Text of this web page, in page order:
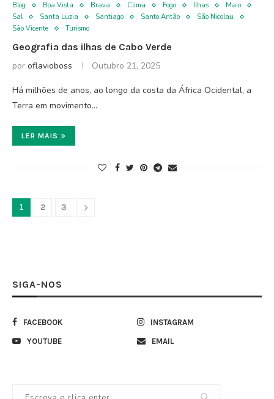
Blog Boa Vista Brava Clima Fogo Ilhas
Maio
Sal
Santa Luzia Santiago Santo Antão
São Nicolau
São Vicente
Turismo
Geografia das ilhas de Cabo Verde
por oflavioboss Outubro 21, 2025
Há milhões de anos, ao longo da costa da África Ocidental, a
Terra em movimento…
LER MAIS
1 2 3
SIGA-NOS
FACEBOOK INSTAGRAM
YOUTUBE EMAIL